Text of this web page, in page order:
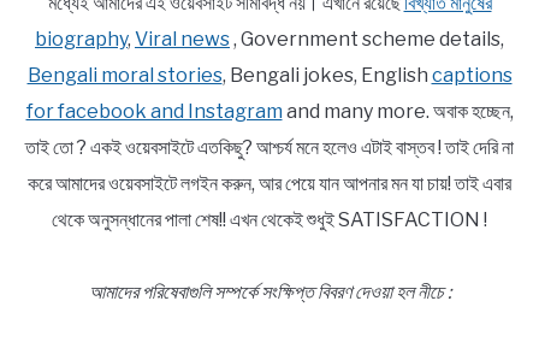
biography, Viral news, Government scheme details,
Bengali moral stories, Bengali jokes, English captions
for facebook and Instagram and many more. অবাক হচ্ছেন,
তাই তো ? একই ওয়েবসাইটে এতকিছু? আশ্চর্য মনে হলেও এটাই বাস্তব ! তাই দেরি না
করে আমাদের ওয়েবসাইটে লগইন করুন, আর পেয়ে যান আপনার মন যা চায়! তাই এবার
থেকে অনুসন্ধানের পালা শেষ!! এখন থেকেই শুধুই SATISFACTION !
আমাদের পরিষেবাগুলি সম্পর্কে সংক্ষিপ্ত বিবরণ দেওয়া হল নীচে :